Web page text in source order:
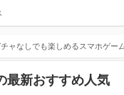
ャなしでも楽しめるスマホゲー
最新おすすめ人気